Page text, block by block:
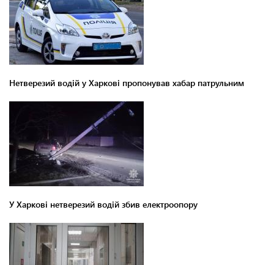
Нетверезий водій у Харкові пропонував хабар патрульним
У Харкові нетверезий водій збив електроопору